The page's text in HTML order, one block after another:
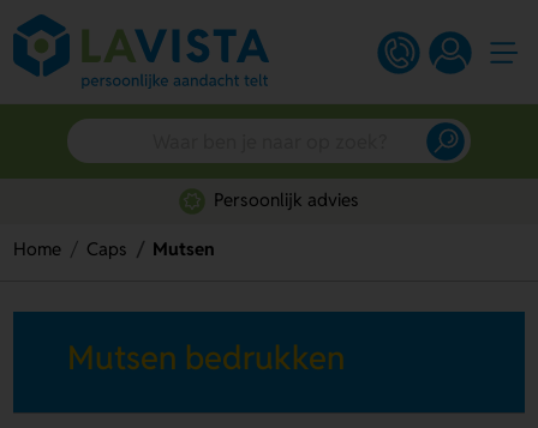
Persoonlijk advies
Home Caps Mutsen
Mutsen bedrukken